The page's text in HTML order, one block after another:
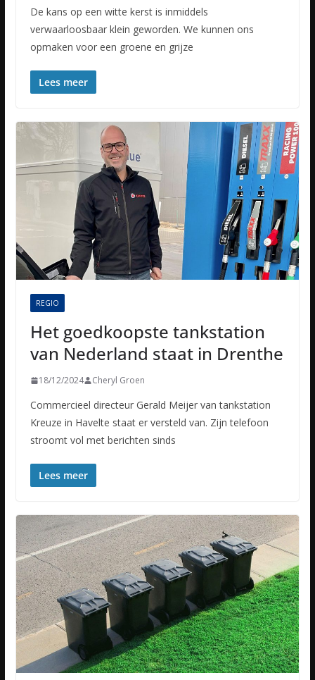
De kans op een witte kerst is inmiddels
verwaarloosbaar klein geworden. We kunnen ons
opmaken voor een groene en grijze
Lees meer
REGIO
Het goedkoopste tankstation
van Nederland staat in Drenthe
18/12/2024 Cheryl Groen
Commercieel directeur Gerald Meijer van tankstation
Kreuze in Havelte staat er versteld van. Zijn telefoon
stroomt vol met berichten sinds
Lees meer